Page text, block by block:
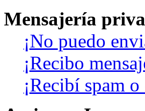
Mensajería
¡No puedo
¡Recibo
¡Recibí spam